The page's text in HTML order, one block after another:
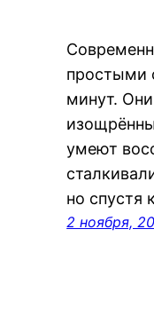
простыми
минут.
умеют
но спустя
2 ноября,